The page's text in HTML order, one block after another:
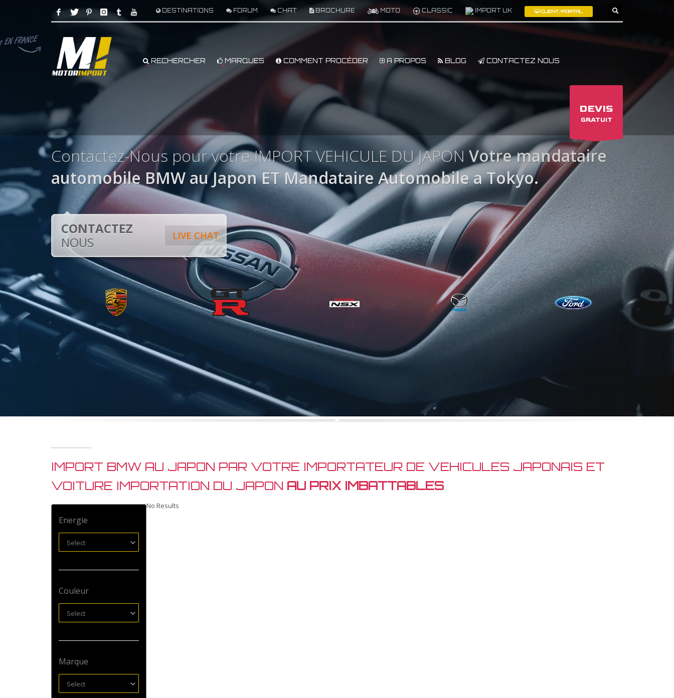
DESTINATIONS FORUM CHAT BROCHURE MOTO CLASSIC IMPORT UK CLIENT/PORTAL
RECHERCHER MARQUES COMMENT PROCÉDER A PROPOS BLOG CONTACTEZ NOUS
DEVIS
GRATUIT
Contactez-Nous pour votre IMPORT VEHICULE DU JAPONVotre mandataire
automobile BMW au Japon ET Mandataire Automobile a Tokyo.
LIVE CHAT
CONTACTEZ
NOUS
IMPORT BMW AU JAPON PAR VOTRE IMPORTATEUR DE VEHICULES JAPONAIS ET
VOITURE IMPORTATION DU JAPON AU PRIX IMBATTABLES
Energie
Select
Couleur
Select
Marque
Select
No Results